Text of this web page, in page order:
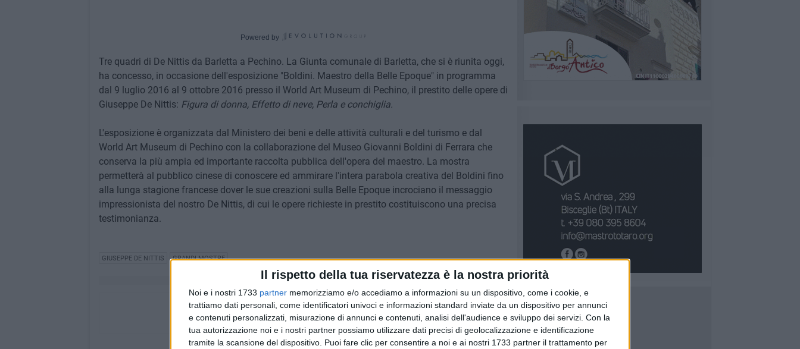
Il rispetto della tua riservatezza è la nostra priorità
Noi e i nostri 1733 partner memorizziamo e/o accediamo a informazioni su un dispositivo, come i cookie, e
trattiamo dati personali, come identificatori univoci e informazioni standard inviate da un dispositivo per annunci
e contenuti personalizzati, misurazione di annunci e contenuti, analisi dell'audience e sviluppo dei servizi. Con la
tua autorizzazione noi e i nostri partner possiamo utilizzare dati precisi di geolocalizzazione e identificazione
tramite la scansione del dispositivo. Puoi fare clic per consentire a noi e ai nostri 1733 partner il trattamento per
Powered by
Tre quadri di De Nittis da Barletta a Pechino. La Giunta comunale di Barletta, che si è riunita oggi,
ha concesso, in occasione dell'esposizione "Boldini. Maestro della Belle Epoque" in programma
dal 9 luglio 2016 al 9 ottobre 2016 presso il World Art Museum di Pechino, il prestito delle opere di
Giuseppe De Nittis: Figura di donna, Effetto di neve, Perla e conchiglia.
L'esposizione è organizzata dal Ministero dei beni e delle attività culturali e del turismo e dal
World Art Museum di Pechino con la collaborazione del Museo Giovanni Boldini di Ferrara che
conserva la più ampia ed importante raccolta pubblica dell'opera del maestro. La mostra
permetterà al pubblico cinese di conoscere ed ammirare l'intera parabola creativa del Boldini fino
alla lunga stagione francese dover le sue creazioni sulla Belle Epoque incrociano il messaggio
impressionista del nostro De Nittis, di cui le opere richieste in prestito costituiscono una precisa
testimonianza.
GIUSEPPE DE NITTIS GRANDI MOSTRE